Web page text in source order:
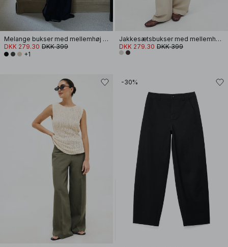
Melange bukser med mellemhøj talje
DKK 279.30 DKK 399
+1
Jakkesætsbukser med mellemhøj talje
DKK 279.30 DKK 399
-30%